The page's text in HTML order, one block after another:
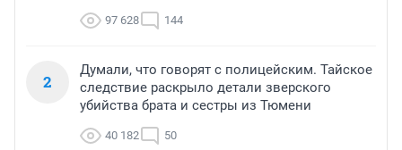
97 628 144
2
Думали, что говорят с полицейским. Тайское
следствие раскрыло детали зверского
убийства брата и сестры из Тюмени
40 182 50